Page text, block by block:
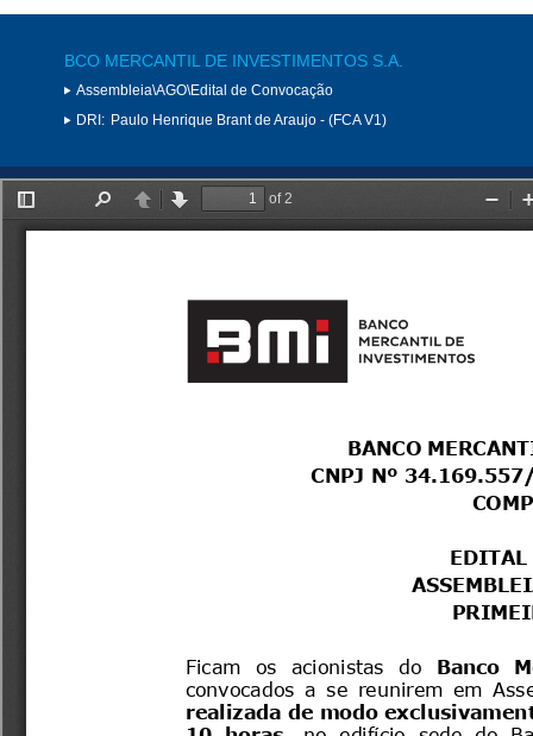
BCO MERCANTIL DE INVESTIMENTOS S.A.
Assembleia\AGO\Edital de Convocação
DRI: Paulo Henrique Brant de Araujo - (FCA V1)